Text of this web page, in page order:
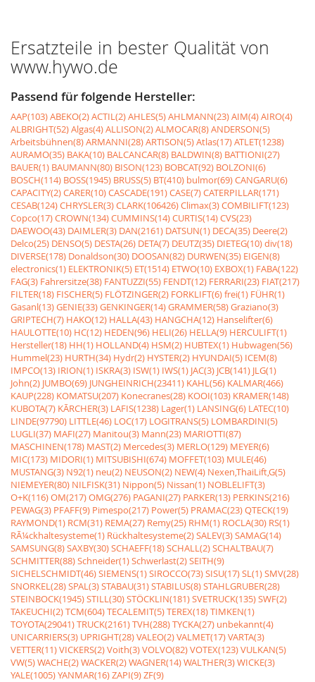
Ersatzteile in bester Qualität von
www.hywo.de
Passend für folgende Hersteller:
AAP(103)ABEKO(2)ACTIL(2)AHLES(5)AHLMANN(23)AIM(4)AIRO(4)
ALBRIGHT(52)Algas(4)ALLISON(2)ALMOCAR(8)ANDERSON(5)
Arbeitsbühnen(8)ARMANNI(28)ARTISON(5)Atlas(17)ATLET(1238)
AURAMO(35) BAKA(10) BALCANCAR(8) BALDWIN(8) BATTIONI(27)
BAUER(1) BAUMANN(80) BISON(123) BOBCAT(92) BOLZONI(6)
BOSCH(114) BOSS(1945) BRUSS(5) BT(410) bulmor(69)CANGARU(6)
CAPACITY(2)CARER(10)CASCADE(191)CASE(7)CATERPILLAR(171)
CESAB(124)CHRYSLER(3)CLARK(106426)Climax(3)COMBILIFT(123)
Copco(17)CROWN(134)CUMMINS(14)CURTIS(14)CVS(23)
DAEWOO(43) DAIMLER(3) DAN(2161) DATSUN(1) DECA(35) Deere(2)
Delco(25) DENSO(5) DESTA(26) DETA(7) DEUTZ(35) DIETEG(10)div(18)
DIVERSE(178) Donaldson(30) DOOSAN(82) DURWEN(35) EIGEN(8)
electronics(1) ELEKTRONIK(5) ET(1514) ETWO(10) EXBOX(1) FABA(122)
FAG(3) Fahrersitze(38) FANTUZZI(55) FENDT(12) FERRARI(23) FIAT(217)
FILTER(18) FISCHER(5) FLÖTZINGER(2) FORKLIFT(6)frei(1) FÜHR(1)
Gasanl(13)GENIE(33)GENKINGER(14)GRAMMER(58)Graziano(3)
GRIPTECH(7) HAKO(12) HALLA(43) HANGCHA(12) Hanselifter(6)
HAULOTTE(10) HC(12) HEDEN(96) HELI(26) HELLA(9) HERCULIFT(1)
Hersteller(18) HH(1) HOLLAND(4) HSM(2) HUBTEX(1) Hubwagen(56)
Hummel(23) HURTH(34) Hydr(2) HYSTER(2) HYUNDAI(5) ICEM(8)
IMPCO(13) IRION(1) ISKRA(3) ISW(1) IWS(1) JAC(3) JCB(141) JLG(1)
John(2) JUMBO(69) JUNGHEINRICH(23411) KAHL(56) KALMAR(466)
KAUP(228) KOMATSU(207) Konecranes(28) KOOI(103) KRAMER(148)
KUBOTA(7) KÃRCHER(3) LAFIS(1238) Lager(1) LANSING(6) LATEC(10)
LINDE(97790) LITTLE(46) LOC(17) LOGITRANS(5) LOMBARDINI(5)
LUGLI(37) MAFI(27) Manitou(3) Mann(23) MARIOTTI(87)
MASCHINEN(178) MAST(2) Mercedes(3) MERLO(129) MEYER(6)
MIC(173) MIDORI(1) MITSUBISHI(674) MOFFET(103) MULE(46)
MUSTANG(3) N92(1) neu(2) NEUSON(2) NEW(4) Nexen,ThaiLift,G(5)
NIEMEYER(80) NILFISK(31) Nippon(5) Nissan(1) NOBLELIFT(3)
O+K(116)OM(217)OMG(276) PAGANI(27) PARKER(13) PERKINS(216)
PEWAG(3) PFAFF(9) Pimespo(217) Power(5) PRAMAC(23)QTECK(19)
RAYMOND(1) RCM(31) REMA(27) Remy(25) RHM(1) ROCLA(30) RS(1)
RÃ¼ckhaltesysteme(1) Rückhaltesysteme(2)SALEV(3)SAMAG(14)
SAMSUNG(8)SAXBY(30)SCHAEFF(18)SCHALL(2)SCHALTBAU(7)
SCHMITTER(88)Schneider(1)Schwerlast(2)SEITH(9)
SICHELSCHMIDT(46)SIEMENS(1)SIROCCO(73)SISU(17)SL(1)SMV(28)
SNORKEL(28)SPAL(3)STABAU(31)STABILUS(8)STAHLGRUBER(28)
STEINBOCK(1945)STILL(30)STÖCKLIN(181)SVETRUCK(135)SWF(2)
TAKEUCHI(2)TCM(604)TECALEMIT(5)TEREX(18)TIMKEN(1)
TOYOTA(29041)TRUCK(2161)TVH(288)TYCKA(27) unbekannt(4)
UNICARRIERS(3) UPRIGHT(28)VALEO(2)VALMET(17)VARTA(3)
VETTER(11)VICKERS(2)Voith(3)VOLVO(82)VOTEX(123)VULKAN(5)
VW(5)WACHE(2)WACKER(2)WAGNER(14)WALTHER(3)WICKE(3)
YALE(1005)YANMAR(16)ZAPI(9)ZF(9)